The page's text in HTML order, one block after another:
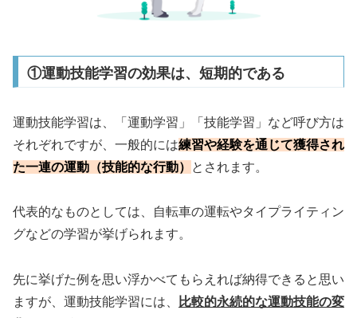
①運動技能学習の効果は、短期的である
運動技能学習は、「運動学習」「技能学習」など呼び方は
それぞれですが、一般的には練習や経験を通じて獲得され
た一連の運動（技能的な行動）
とされます。
代表的なものとしては、自転車の運転やタイプライティン
グなどの学習が挙げられます。
先に挙げた例を思い浮かべてもらえれば納得できると思い
ますが、運動技能学習には、
比較的永続的な運動技能の変